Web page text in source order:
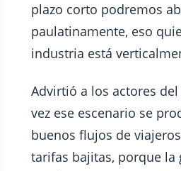
plazo corto podremos
paulatinamente, eso
industria está
Advirtió a los actores
vez ese escenario se
buenos flujos de
tarifas bajitas, porque la